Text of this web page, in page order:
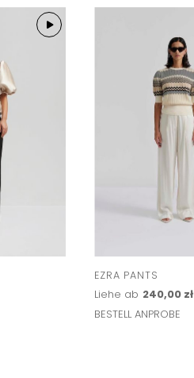
EZRA PANTS
Liehe ab 240,00 zł
BESTELL ANPROBE